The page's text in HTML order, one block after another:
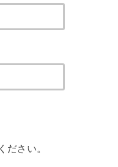
ださい。